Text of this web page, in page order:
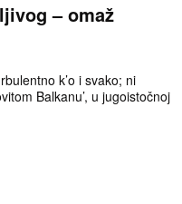
– omaž
k’o i svako; ni
Balkanu’, u jugoistočnoj